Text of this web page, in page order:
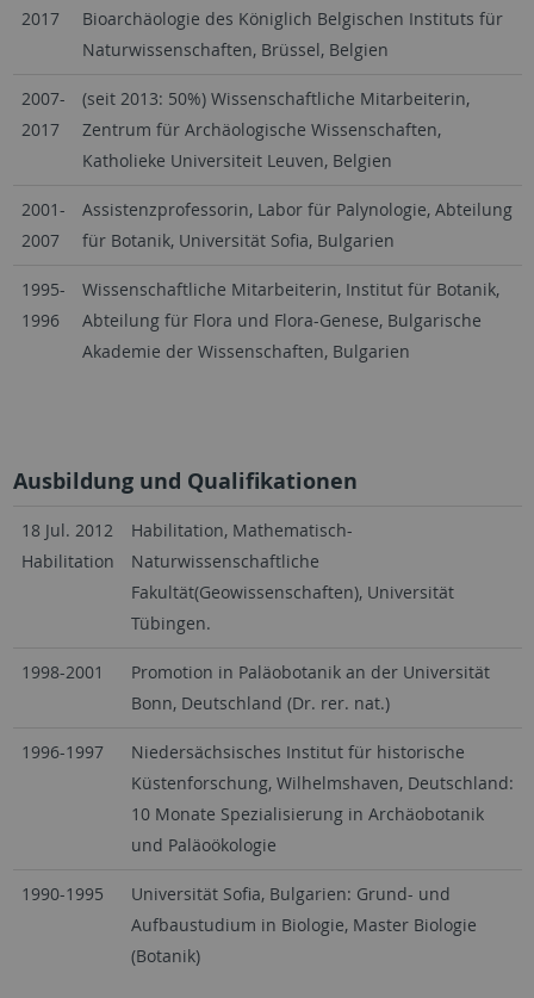
2017
Bioarchäologie des Königlich Belgischen Instituts für
Naturwissenschaften, Brüssel, Belgien
2007-
2017
(seit 2013: 50%) Wissenschaftliche Mitarbeiterin,
Zentrum für Archäologische Wissenschaften,
Katholieke Universiteit Leuven, Belgien
2001-
2007
Assistenzprofessorin, Labor für Palynologie, Abteilung
für Botanik, Universität Sofia, Bulgarien
1995-
1996
Wissenschaftliche Mitarbeiterin, Institut für Botanik,
Abteilung für Flora und Flora-Genese, Bulgarische
Akademie der Wissenschaften, Bulgarien
Ausbildung und Qualifikationen
18 Jul. 2012
Habilitation
Habilitation, Mathematisch-
Naturwissenschaftliche
Fakultät(Geowissenschaften), Universität
Tübingen.
1998-2001
Promotion in Paläobotanik an der Universität
Bonn, Deutschland (Dr. rer. nat.)
1996-1997
Niedersächsisches Institut für historische
Küstenforschung, Wilhelmshaven, Deutschland:
10 Monate Spezialisierung in Archäobotanik
und Paläoökologie
1990-1995
Universität Sofia, Bulgarien: Grund- und
Aufbaustudium in Biologie, Master Biologie
(Botanik)